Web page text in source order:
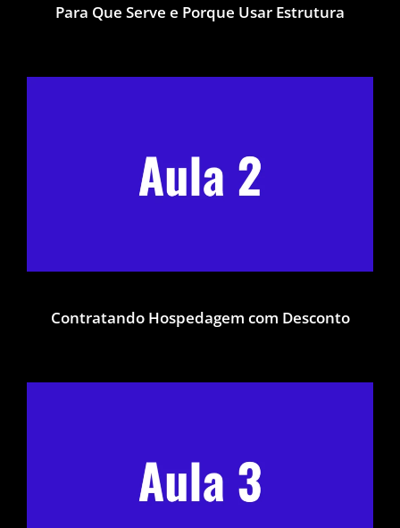
Para Que Serve e Porque Usar Estrutura
Contratando Hospedagem com Desconto